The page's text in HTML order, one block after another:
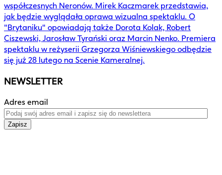
współczesnych Neronów. Mirek Kaczmarek przedstawia,
jak będzie wyglądała oprawa wizualna spektaklu. O
"Brytaniku" opowiadają także Dorota Kolak, Robert
Ciszewski, Jarosław Tyrański oraz Marcin Nenko. Premiera
spektaklu w reżyserii Grzegorza Wiśniewskiego odbędzie
się już 28 lutego na Scenie Kameralnej.
NEWSLETTER
Adres email
Zapisz